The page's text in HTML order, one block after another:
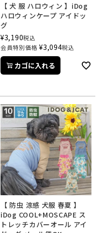
【 犬 服 ハロウィン 】iDog
ハロウィンケープ アイドッ
グ
¥3,190税込
会員特別価格 ¥3,094税込
カゴに入れる
【 防虫 涼感 犬服 春夏 】
iDog COOL+MOSCAPE ス
トレッチカバーオール アイ